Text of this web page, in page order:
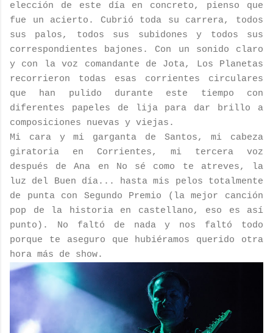
elección de este día en concreto, pienso que
fue un acierto. Cubrió toda su carrera, todos
sus palos, todos sus subidones y todos sus
correspondientes bajones. Con un sonido claro
y con la voz comandante de Jota, Los Planetas
recorrieron todas esas corrientes circulares
que han pulido durante este tiempo con
diferentes papeles de lija para dar brillo a
composiciones nuevas y viejas.
Mi cara y mi garganta de Santos, mi cabeza
giratoria en Corrientes, mi tercera voz
después de Ana en No sé como te atreves, la
luz del Buen día... hasta mis pelos totalmente
de punta con Segundo Premio (la mejor canción
pop de la historia en castellano, eso es así
punto). No faltó de nada y nos faltó todo
porque te aseguro que hubiéramos querido otra
hora más de show.